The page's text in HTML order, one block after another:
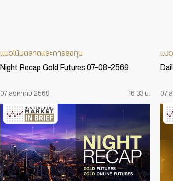
แนวโน้มตลาดและการลงทุน
Night Recap Gold Futures 07-08-2569
07 สิงหาคม 2569 16:33 น.
แน
07